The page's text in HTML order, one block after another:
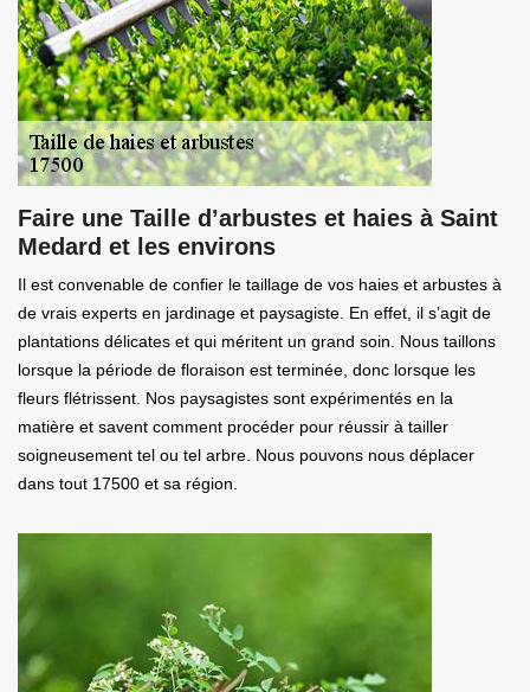
Faire une Taille d’arbustes et haies à Saint
Medard et les environs
Il est convenable de confier le taillage de vos haies et arbustes à
de vrais experts en jardinage et paysagiste. En effet, il s’agit de
plantations délicates et qui méritent un grand soin. Nous taillons
lorsque la période de floraison est terminée, donc lorsque les
fleurs flétrissent. Nos paysagistes sont expérimentés en la
matière et savent comment procéder pour réussir à tailler
soigneusement tel ou tel arbre. Nous pouvons nous déplacer
dans tout 17500 et sa région.